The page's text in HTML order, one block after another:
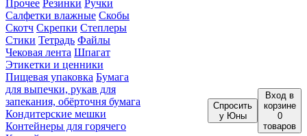
Прочее Резинки Ручки
Салфетки влажные Скобы
Скотч Скрепки Степлеры
Стики Тетрадь Файлы
Чековая лента Шпагат
Этикетки и ценники
Пищевая упаковка Бумага
для выпечки, рукав для
запекания, обёрточня бумага
Кондитерские мешки
Контейнеры для горячего
Спросить
у Юны
Вход в
корзине
0
товаров